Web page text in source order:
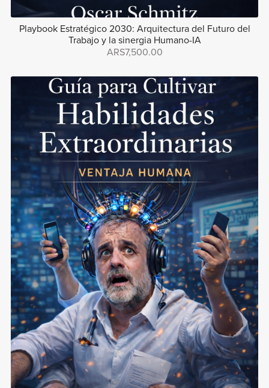
Playbook Estratégico 2030: Arquitectura del Futuro del
Trabajo y la sinergia Humano-IA
ARS7,500.00